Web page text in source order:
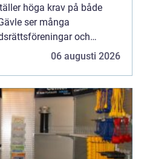
höga krav på både
ser många
och
av professionell06 augusti 2026